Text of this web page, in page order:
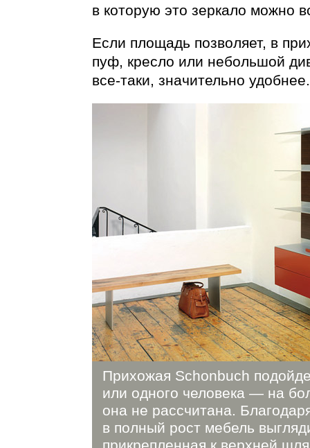
в которую это зеркало можно
Если площадь позволяет, в
пуф, кресло или небольшой
все-таки, значительно удобнее.
Прихожая Schonbuch
или одного человека — на
она не рассчитана.
в полный рост мебель